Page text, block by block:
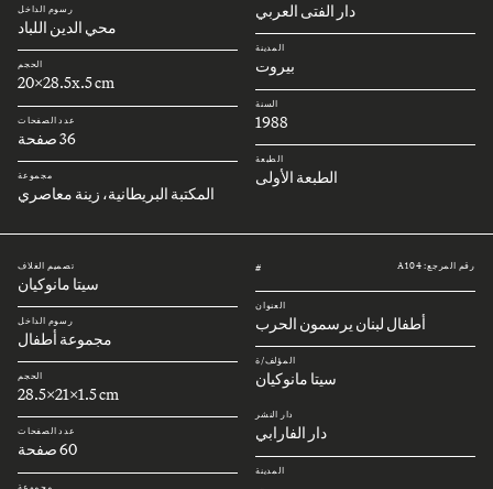
دار الفتى العربي
المدينة
بيروت
السنة
1988
الطبعة
الطبعة الأولى
رسوم الداخل
محي الدين اللباد
الحجم
20x28.5x.5 cm
عدد الصفحات
36 صفحة
مجموعة
المكتبة البريطانية، زينة معاصري
رقم المرجع: A104 #
العنوان
أطفال لبنان يرسمون الحرب
المؤلف/ة
سيتا مانوكيان
دار النشر
دار الفارابي
المدينة
تصميم الغلاف
سيتا مانوكيان
رسوم الداخل
مجموعة أطفال
الحجم
28.5x21x1.5 cm
عدد الصفحات
60 صفحة
مجموعة